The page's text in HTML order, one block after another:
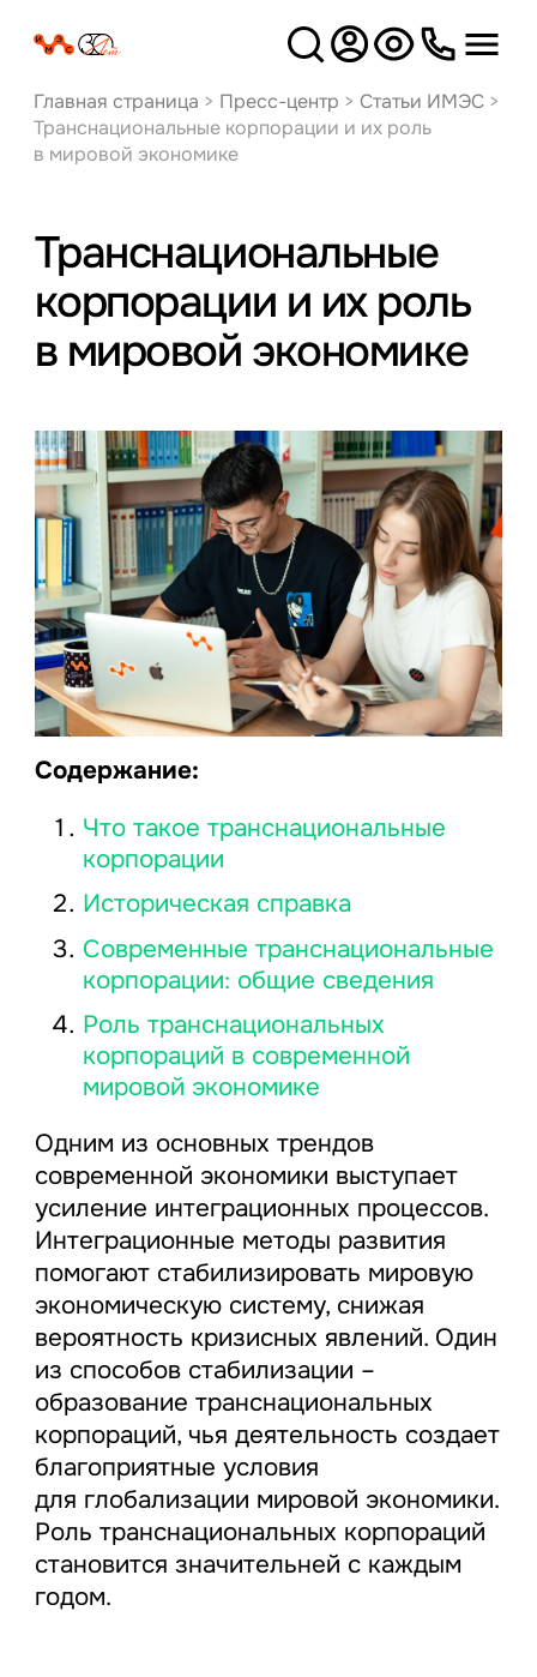
Версия
для слабовидящих
Главная страница > Пресс-центр > Статьи ИМЭС>
Транснациональные корпорации и их роль
в мировой экономике
Транснациональные
корпорации и их роль
в мировой экономике
Содержание:
Что такое транснациональные
корпорации
Историческая справка
Современные транснациональные
корпорации: общие сведения
Роль транснациональных
корпораций в современной
мировой экономике
Одним из основных трендов
современной экономики выступает
усиление интеграционных процессов.
Интеграционные методы развития
помогают стабилизировать мировую
экономическую систему, снижая
вероятность кризисных явлений. Один
из способов стабилизации –
образование транснациональных
корпораций, чья деятельность создает
благоприятные условия
для глобализации мировой экономики.
Роль транснациональных корпораций
становится значительней с каждым
годом.